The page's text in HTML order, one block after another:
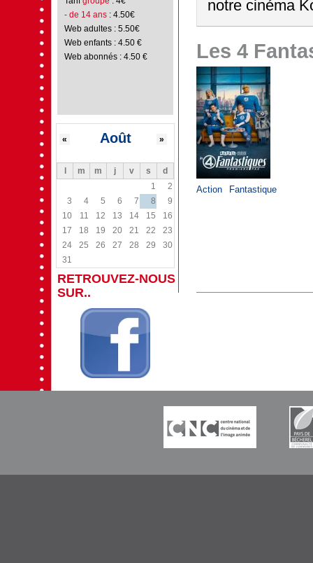
- de 14 ans: 4.50€
Web adultes : 5.50€
Web enfants : 4.50 €
Web abonnés : 4.50 €
Août
« »
m m j v s
d
1
2
3
4 5 6 7 8
9
10
11 12 13 14 15
16
17
18 19 20 21 22
23
24
25 26 27 28 29
30
31
RETROUVEZ-NOUS
SUR..
notre cinéma
Les 4
Action Fantastique